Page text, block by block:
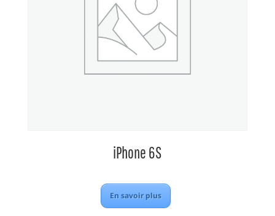
iPhone 6S
En savoir plus